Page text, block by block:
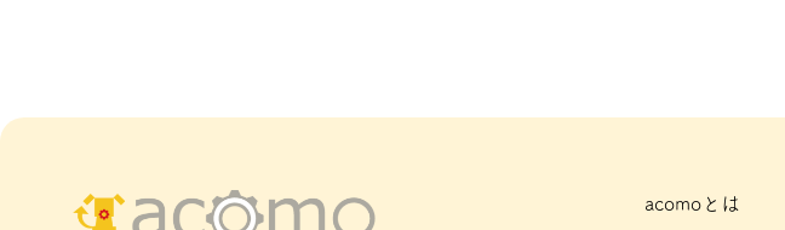
acomoとは